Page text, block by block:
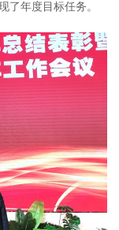
了年度目标任务。